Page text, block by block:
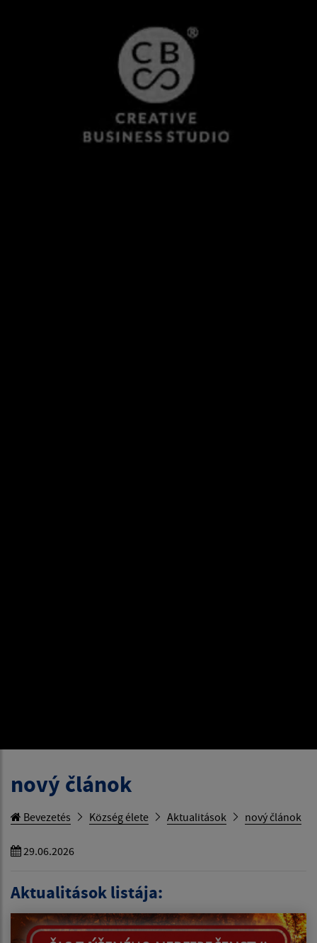
nový článok
Bevezetés Község élete Aktualitások nový článok
29.06.2026
Aktualitások listája: